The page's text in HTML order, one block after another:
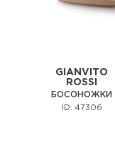
GIANVITO
ROSSI
БОСОНОЖКИ
ID: 47306